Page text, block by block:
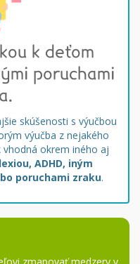
k deťom
poruchami
skúšenosti s výučbou
výučba z nejakého
okrem iného aj
ADHD, iným
poruchami zraku.